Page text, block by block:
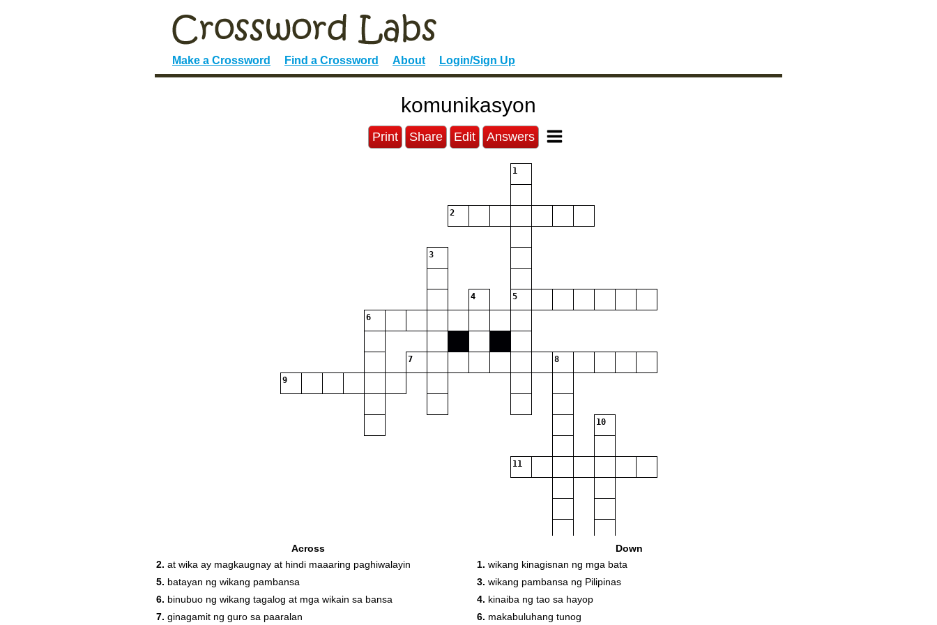
Make a Crossword Find a Crossword About Login/Sign Up
komunikasyon
Print Share Edit Answers
1
2
3
4 5
6
7 8
9
10
11
Across
2. at wika ay magkaugnay at hindi maaaring paghiwalayin
5. batayan ng wikang pambansa
6. binubuo ng wikang tagalog at mga wikain sa bansa
7. ginagamit ng guro sa paaralan
Down
1. wikang kinagisnan ng mga bata
3. wikang pambansa ng Pilipinas
4. kinaiba ng tao sa hayop
6. makabuluhang tunog